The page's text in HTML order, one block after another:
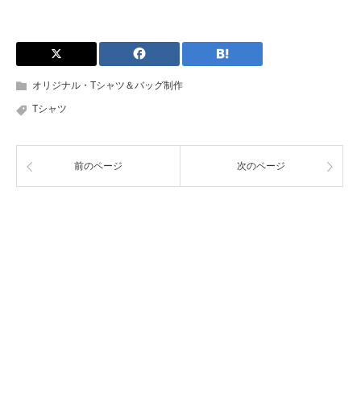
オリジナル・Tシャツ＆バッグ制作
Tシャツ
前のページ 次のページ